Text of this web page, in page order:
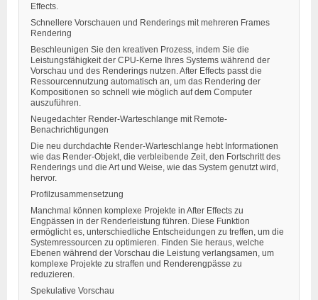
Effects.
Schnellere Vorschauen und Renderings mit mehreren Frames
Rendering
Beschleunigen Sie den kreativen Prozess, indem Sie die
Leistungsfähigkeit der CPU-Kerne Ihres Systems während der
Vorschau und des Renderings nutzen. After Effects passt die
Ressourcennutzung automatisch an, um das Rendering der
Kompositionen so schnell wie möglich auf dem Computer
auszuführen.
Neugedachter Render-Warteschlange mit Remote-
Benachrichtigungen
Die neu durchdachte Render-Warteschlange hebt Informationen
wie das Render-Objekt, die verbleibende Zeit, den Fortschritt des
Renderings und die Art und Weise, wie das System genutzt wird,
hervor.
Profilzusammensetzung
Manchmal können komplexe Projekte in After Effects zu
Engpässen in der Renderleistung führen. Diese Funktion
ermöglicht es, unterschiedliche Entscheidungen zu treffen, um die
Systemressourcen zu optimieren. Finden Sie heraus, welche
Ebenen während der Vorschau die Leistung verlangsamen, um
komplexe Projekte zu straffen und Renderengpässe zu
reduzieren.
Spekulative Vorschau